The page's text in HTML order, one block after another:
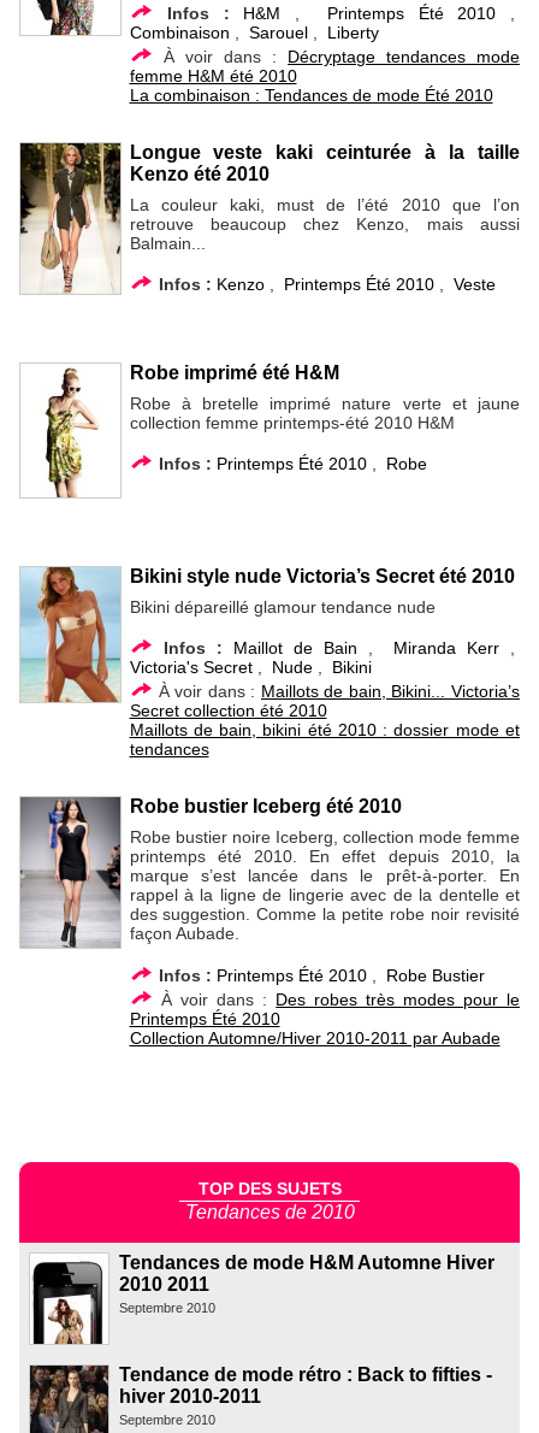
Infos : H&M Printemps Été 2010
Combinaison
Sarouel, Liberty
À voir dans : Décryptage tendances mode
femme H&M été 2010
La combinaison : Tendances de mode Été 2010
Longue veste kaki ceinturée à la taille
Kenzo été 2010
La couleur kaki, must de l’été 2010 que l’on
retrouve beaucoup chez Kenzo, mais aussi
Balmain...
Infos : Kenzo, Printemps Été 2010, Veste
Robe imprimé été H&M
Robe à bretelle imprimé nature verte et jaune
collection femme printemps-été 2010 H&M
Infos : Printemps Été 2010, Robe
Bikini style nude Victoria’s Secret été 2010
Bikini dépareillé glamour tendance nude
Infos : Maillot de Bain Miranda Kerr
Victoria's Secret, Nude, Bikini
À voir dans : Maillots de bain, Bikini... Victoria’s
Secret collection été 2010
Maillots de bain, bikini été 2010 : dossier mode et
tendances
Robe bustier Iceberg été 2010
Robe bustier noire Iceberg, collection mode femme
printemps été 2010. En effet depuis 2010, la
marque s’est lancée dans le prêt-à-porter. En
rappel à la ligne de lingerie avec de la dentelle et
des suggestion. Comme la petite robe noir revisité
façon Aubade.
Infos : Printemps Été 2010, Robe Bustier
À voir dans : Des robes très modes pour le
Printemps Été 2010
Collection Automne/Hiver 2010-2011 par Aubade
TOP DES SUJETS
Tendances de 2010
Tendances de mode H&M Automne Hiver
2010 2011
Septembre 2010
Tendance de mode rétro : Back to fifties -
hiver 2010-2011
Septembre 2010